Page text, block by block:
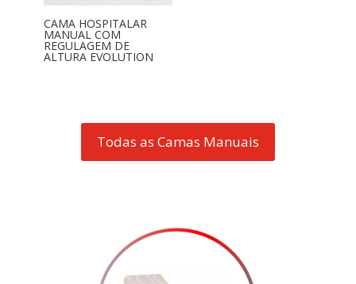
CAMA HOSPITALAR
MANUAL COM
REGULAGEM DE
ALTURA EVOLUTION
Todas as Camas Manuais